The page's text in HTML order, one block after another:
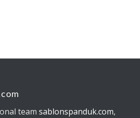
team sablonspanduk.com,